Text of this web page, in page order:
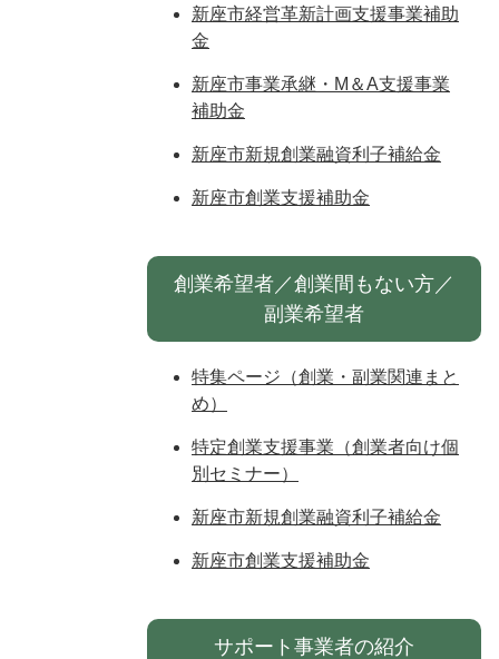
新座市経営革新計画支援事業補助
金
新座市事業承継・M＆A支援事業
補助金
新座市新規創業融資利子補給金
新座市創業支援補助金
創業希望者／創業間もない方／
副業希望者
特集ページ（創業・副業関連まと
め）
特定創業支援事業（創業者向け個
別セミナー）
新座市新規創業融資利子補給金
新座市創業支援補助金
サポート事業者の紹介